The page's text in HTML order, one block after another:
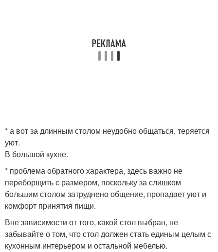
* а вот за длинным столом неудобно общаться, теряется
уют.
В большой кухне.
* проблема обратного характера, здесь важно не
переборщить с размером, поскольку за слишком
большим столом затруднено общение, пропадает уют и
комфорт принятия пищи.
Вне зависимости от того, какой стол выбран, не
забывайте о том, что стол должен стать единым целым с
кухонным интерьером и остальной мебелью.